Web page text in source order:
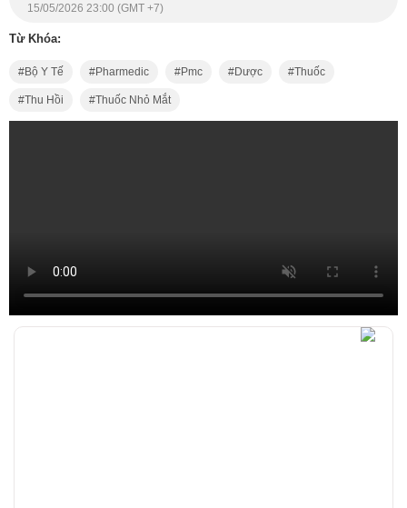
15/05/2026 23:00 (GMT +7)
Từ Khóa:
Bộ Y Tế Pharmedic Pmc Dược Thuốc
Thu Hồi Thuốc Nhỏ Mắt